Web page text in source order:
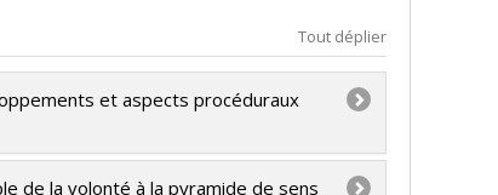
Tout déplier
et aspects procéduraux
de la volonté à la pyramide de sens